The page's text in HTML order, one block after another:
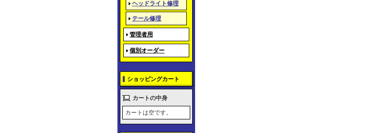
ヘッドライト修理
テール修理
管理者用
個別オーダー
ショッピングカート
カートの中身
カートは空です。